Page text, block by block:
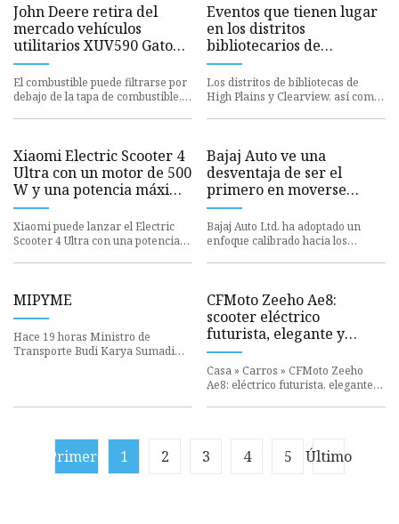
John Deere retira del
mercado vehículos
utilitarios XUV590 Gator
debido a riesgo de
incendio (alerta de retiro)
El combustible puede filtrarse por
debajo de la tapa de combustible,
Eventos que tienen lugar
en los distritos
bibliotecarios de
Clearview y High Plains,
Biblioteca Pública de
Loveland
Los distritos de bibliotecas de
High Plains y Clearview, así como
Xiaomi Electric Scooter 4
Ultra con un motor de 500
W y una potencia máxima
de 940 W que ahora se
lanza en toda Europa
Xiaomi puede lanzar el Electric
Scooter 4 Ultra con una potencia
Bajaj Auto ve una
desventaja de ser el
primero en moverse
entre los scooters
eléctricos — BQ Insight
Bajaj Auto Ltd. ha adoptado un
enfoque calibrado hacia los
MIPYME
Hace 19 horas Ministro de
Transporte Budi Karya Sumadi
CFMoto Zeeho Ae8:
scooter eléctrico
futurista, elegante y
potente en Nepal
Casa » Carros » CFMoto Zeeho
Ae8: eléctrico futurista, elegante y
Primero 1 2 3 4 5 Último